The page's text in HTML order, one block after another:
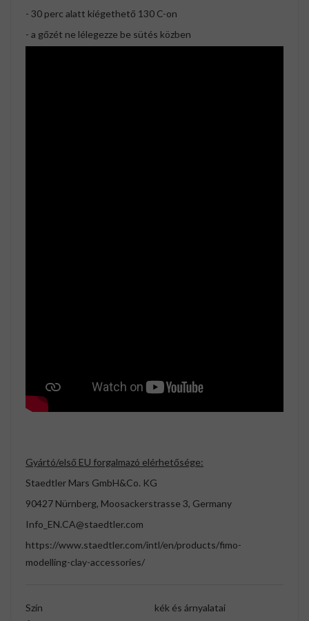
- 30 perc alatt kiégethető 130 C-on
- a gőzét ne lélegezze be sütés közben
Gyártó/első EU forgalmazó elérhetősége:
Staedtler Mars GmbH&Co. KG
90427 Nürnberg, Moosackerstrasse 3, Germany
Info_EN.CA@staedtler.com
https://www.staedtler.com/intl/en/products/fimo-
modelling-clay-accessories/
Szín
kék és árnyalatai